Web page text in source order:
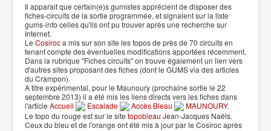
Il apparait que certain(e)s gumistes apprécient de disposer des
fiches-circuits de la sortie programmée, et signalent sur la liste
gums-info celles qu'ils ont pu trouver après une recherche sur
Internet.
Le Cosiroca mis sur son site les topos de près de 70 circuits en
tenant compte des éventuelles modifications apportées récemment.
Dans la rubrique "Fiches circuits" on trouve également un lien vers
d'autres sites proposant des fiches (dont le GUMS via des articles
du Crampon).
A titre expérimental, pour le Maunoury (prochaine sortie le 22
septembre 2013) il a été mis les liens directs vers les fiches dans
l'article Accueil Escalade Accès Bleau MAUNOURY.
Le topo du rouge est sur le site topobleau Jean-Jacques Naëls.
Ceux du bleu et de l'orange ont été mis à jour par le Cosiroc après